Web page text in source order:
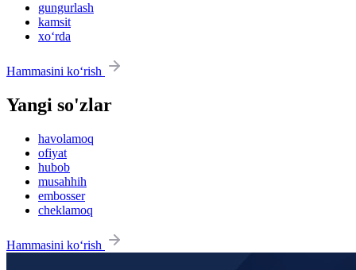
gungurlash
kamsit
xo‘rda
Hammasini ko‘rish
Yangi so'zlar
havolamoq
ofiyat
hubob
musahhih
embosser
cheklamoq
Hammasini ko‘rish